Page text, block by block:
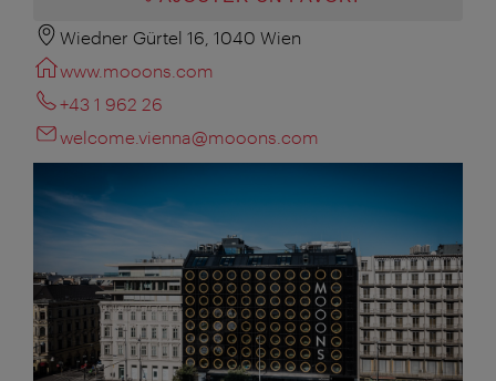
Wiedner Gürtel 16, 1040 Wien
www.mooons.com
+43 1 962 26
welcome.vienna@mooons.com